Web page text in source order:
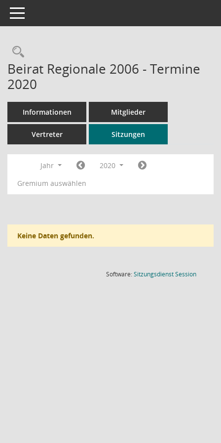
Toggle navigation
Rechercheauswahl
Beirat Regionale 2006 - Termine
2020
Informationen Mitglieder
Vertreter Sitzungen
Jahr
2020
Gremium auswählen
Keine Daten gefunden.
Software:SitzungsdienstSession(Wird in